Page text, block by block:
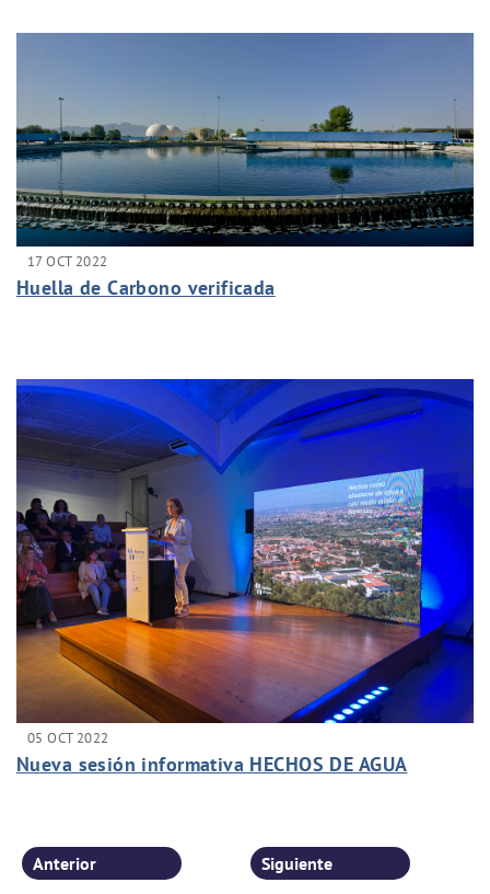
17 OCT 2022
Huella de Carbono verificada
05 OCT 2022
Nueva sesión informativa HECHOS DE AGUA
Anterior Siguiente